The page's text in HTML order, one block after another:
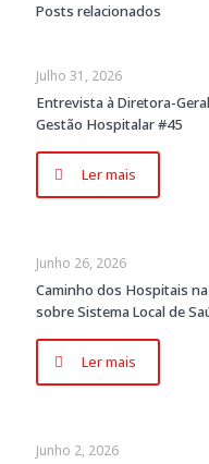
Posts relacionados
Julho 31, 2026
Entrevista à Diretora-
Gestão Hospitalar #45
Ler mais
Junho 26, 2026
Caminho dos Hospitais
sobre Sistema Local de
Ler mais
Junho 2, 2026